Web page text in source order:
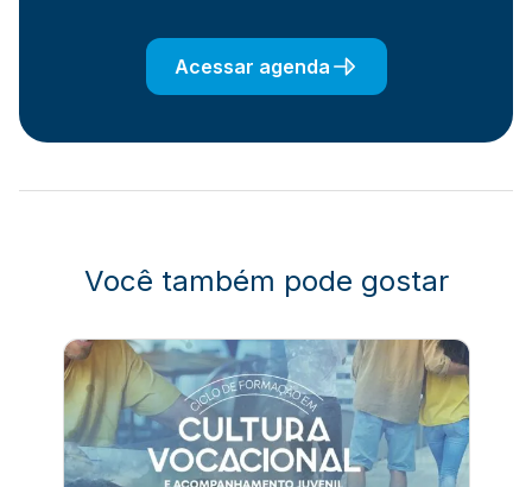
Acessar agenda
Você também pode gostar